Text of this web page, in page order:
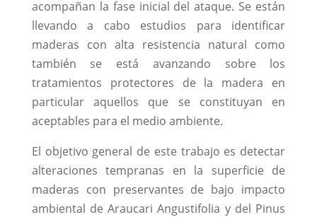
acompañan la fase inicial del ataque. Se están
llevando a cabo estudios para identificar
maderas con alta resistencia natural como
también se está avanzando sobre los
tratamientos protectores de la madera en
particular aquellos que se constituyan en
aceptables para el medio ambiente.
El objetivo general de este trabajo es detectar
alteraciones tempranas en la superficie de
maderas con preservantes de bajo impacto
ambiental de Araucari Angustifolia y del Pinus